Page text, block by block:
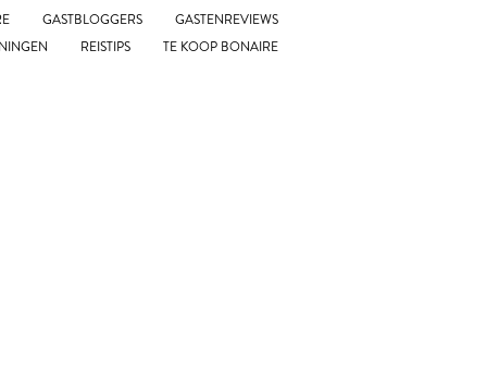
GASTBLOGGERS
GASTENREVIEWS
REISTIPS TE KOOP BONAIRE